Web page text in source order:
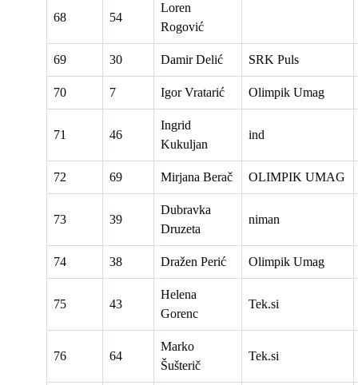
68 54
Loren
Rogović
69 30 Damir Delić SRK Puls
70 7 Igor Vratarić Olimpik Umag
71 46
Ingrid
Kukuljan
ind
72 69 Mirjana Berač OLIMPIK UMAG
73 39
Dubravka
Druzeta
niman
74 38 Dražen Perić Olimpik Umag
75 43
Helena
Gorenc
Tek.si
76 64
Marko
Šušterič
Tek.si